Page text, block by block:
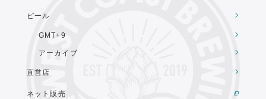
ビール
GMT+9
アーカイブ
直営店
ネット販売